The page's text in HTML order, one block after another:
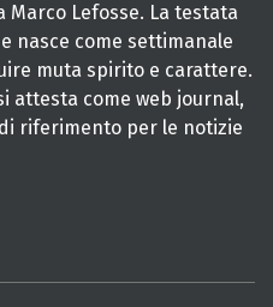
Lefosse. La testata
nasce come settimanale
muta spirito e carattere.
attesta come web journal,
riferimento per le notizie